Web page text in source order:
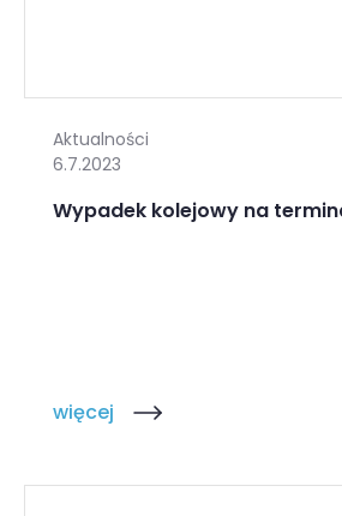
Aktualności
6.7.2023
Wypadek kolejowy na
więcej